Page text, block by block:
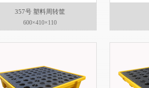
357号 塑料周转筐
600×410×110